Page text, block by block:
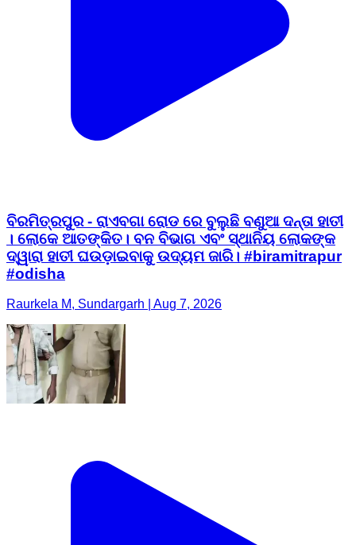
ବିରମିତ୍ରପୁର - ରାଏବଗା ରୋଡ ରେ ବୁଲୁଛି ବଣୁଆ ଦନ୍ତା ହାତୀ
। ଲୋକେ ଆତଙ୍କିତ। ବନ ବିଭାଗ ଏବଂ ସ୍ଥାନିୟ ଲୋକଙ୍କ
ଦ୍ୱାରା ହାତୀ ଘଉଡ଼ାଇବାକୁ ଉଦ୍ୟମ ଜାରି। #biramitrapur
#odisha
Raurkela M, Sundargarh | Aug 7, 2026